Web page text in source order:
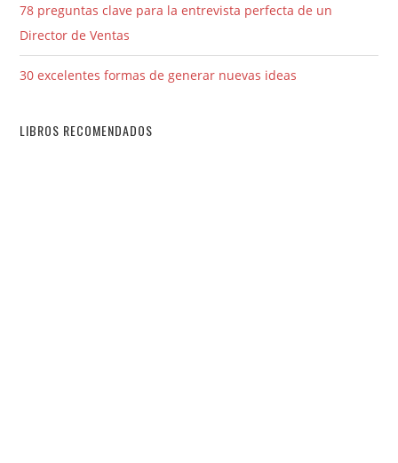
78 preguntas clave para la entrevista perfecta de un
Director de Ventas
30 excelentes formas de generar nuevas ideas
LIBROS RECOMENDADOS